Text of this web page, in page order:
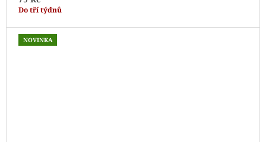
Do tří týdnů
NOVINKA